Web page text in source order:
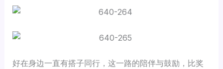
好在身边一直有搭子同行，这一路的陪伴与鼓励，比奖